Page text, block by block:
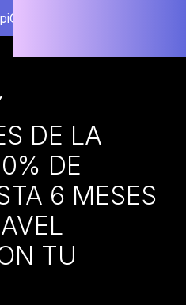
DE LA
DE
6 MESES
TU